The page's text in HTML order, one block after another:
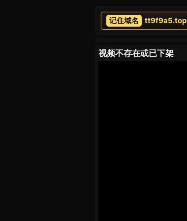
tt9f9a5.top
视频不存在或已下架